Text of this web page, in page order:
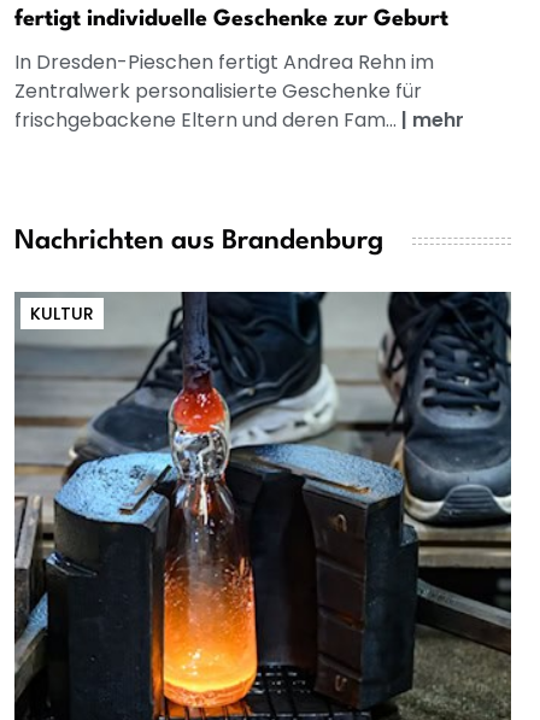
fertigt individuelle Geschenke zur Geburt
In Dresden-Pieschen fertigt Andrea Rehn im
Zentralwerk personalisierte Geschenke für
frischgebackene Eltern und deren Fam... | mehr
Nachrichten aus Brandenburg
KULTUR